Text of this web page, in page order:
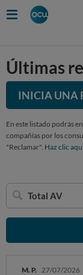
Últimas
INICIA UNA
En este listado podrás
compañías por los
"Reclamar". Haz clic
Buscar
una
empresa
M. P. 27/07/2026